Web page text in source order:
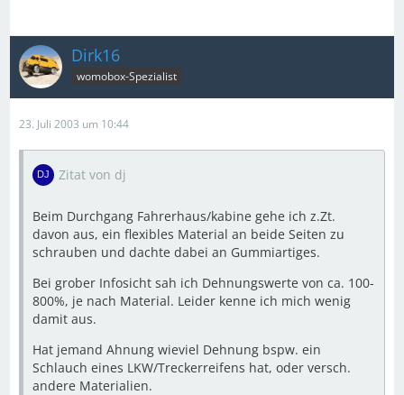
Dirk16
womobox-Spezialist
23. Juli 2003 um 10:44
Zitat von dj
Beim Durchgang Fahrerhaus/kabine gehe ich z.Zt.
davon aus, ein flexibles Material an beide Seiten zu
schrauben und dachte dabei an Gummiartiges.
Bei grober Infosicht sah ich Dehnungswerte von ca. 100-
800%, je nach Material. Leider kenne ich mich wenig
damit aus.
Hat jemand Ahnung wieviel Dehnung bspw. ein
Schlauch eines LKW/Treckerreifens hat, oder versch.
andere Materialien.